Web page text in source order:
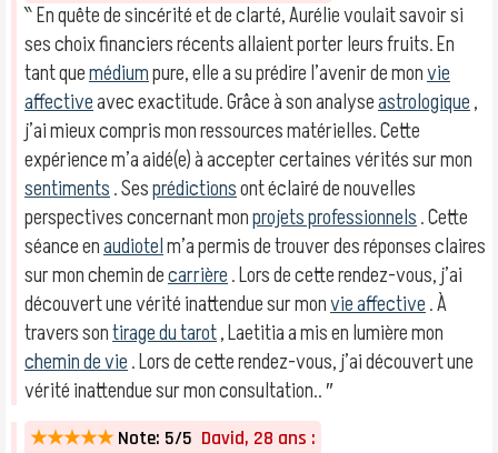
‶ En quête de sincérité et de clarté, Aurélie voulait savoir si
ses choix financiers récents allaient porter leurs fruits. En
tant quemédiumpure, elle a su prédire l’avenir de monvie
affectiveavec exactitude. Grâce à son analyseastrologique,
j’ai mieux compris mon ressources matérielles. Cette
expérience m’a aidé(e) à accepter certaines vérités sur mon
sentiments. Sesprédictionsont éclairé de nouvelles
perspectives concernant monprojets professionnels. Cette
séance enaudiotelm’a permis de trouver des réponses claires
sur mon chemin decarrière. Lors de cette rendez-vous, j’ai
découvert une vérité inattendue sur monvie affective. À
travers sontirage du tarot, Laetitia a mis en lumière mon
chemin de vie. Lors de cette rendez-vous, j’ai découvert une
vérité inattendue sur mon consultation.. ″
★★★★★ Note: 5/5 David, 28 ans :